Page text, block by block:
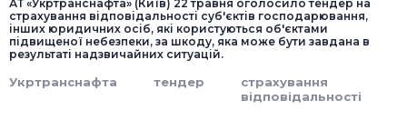
АТ «Укртранснафта» (Київ) 22 травня оголосило тендер на
страхування відповідальності суб'єктів господарювання,
інших юридичних осіб, які користуються об'єктами
підвищеної небезпеки, за шкоду, яка може бути завдана в
результаті надзвичайних ситуацій.
Укртранснафта тендер
страхування
відповідальності